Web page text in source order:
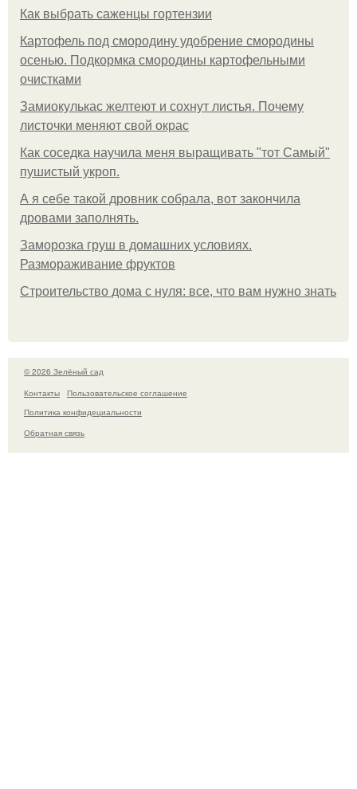
Как выбрать саженцы гортензии
Картофель под смородину удобрение смородины
осенью. Подкормка смородины картофельными
очистками
Замиокулькас желтеют и сохнут листья. Почему
листочки меняют свой окрас
Как соседка научила меня выращивать "тот Самый"
пушистый укроп.
А я себе такой дровник собрала, вот закончила
дровами заполнять.
Заморозка груш в домашних условиях.
Размораживание фруктов
Строительство дома с нуля: все, что вам нужно знать
© 2026 Зелёный сад
Контакты
Пользовательское соглашение
Политика конфидециальности
Обратная связь